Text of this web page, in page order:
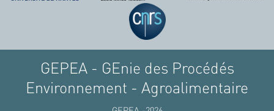
GEPEA - GEnie des Procédés
Environnement - Agroalimentaire